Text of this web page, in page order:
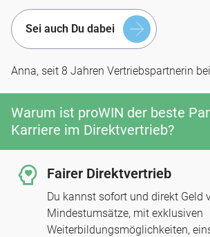
Sei auch Du dabei
Anna, seit 8 Jahren Vertriebspartnerin
Warum ist proWIN der beste
Karriere im Direktvertrieb?
Fairer Direktvertrieb
Du kannst sofort und direkt Geld
Mindestumsätze, mit exklusiven
Weiterbildungsmöglichkeiten,